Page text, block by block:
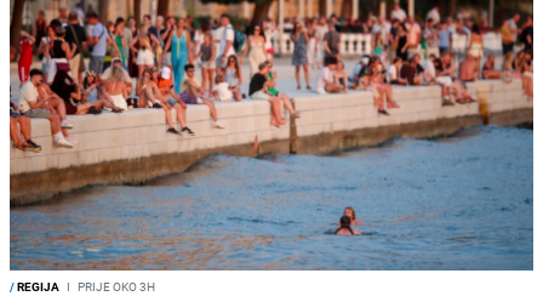
/REGIJA I PRIJE OKO 3H